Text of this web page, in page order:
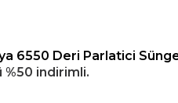
6550 Deri Parlatici
%50 indirimli.